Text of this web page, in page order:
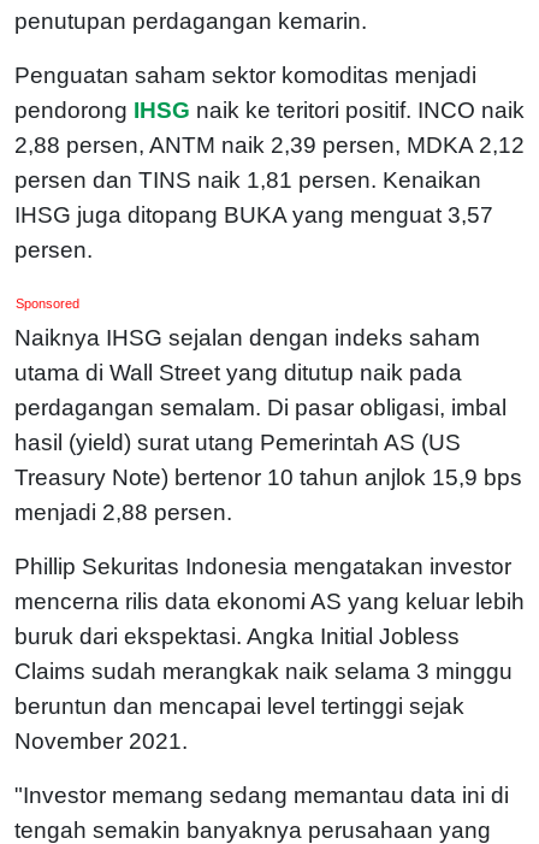
penutupan perdagangan kemarin.
Penguatan saham sektor komoditas menjadi
pendorong IHSG naik ke teritori positif. INCO naik
2,88 persen, ANTM naik 2,39 persen, MDKA 2,12
persen dan TINS naik 1,81 persen. Kenaikan
IHSG juga ditopang BUKA yang menguat 3,57
persen.
Sponsored
Naiknya IHSG sejalan dengan indeks saham
utama di Wall Street yang ditutup naik pada
perdagangan semalam. Di pasar obligasi, imbal
hasil (yield) surat utang Pemerintah AS (US
Treasury Note) bertenor 10 tahun anjlok 15,9 bps
menjadi 2,88 persen.
Phillip Sekuritas Indonesia mengatakan investor
mencerna rilis data ekonomi AS yang keluar lebih
buruk dari ekspektasi. Angka Initial Jobless
Claims sudah merangkak naik selama 3 minggu
beruntun dan mencapai level tertinggi sejak
November 2021.
"Investor memang sedang memantau data ini di
tengah semakin banyaknya perusahaan yang